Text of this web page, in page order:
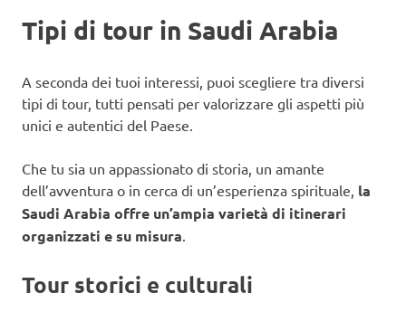
Tipi di tour in Saudi Arabia
A seconda dei tuoi interessi, puoi scegliere tra diversi
tipi di tour, tutti pensati per valorizzare gli aspetti più
unici e autentici del Paese.
Che tu sia un appassionato di storia, un amante
dell’avventura o in cerca di un’esperienza spirituale, la
Saudi Arabia offre un’ampia varietà di itinerari
organizzati e su misura.
Tour storici e culturali